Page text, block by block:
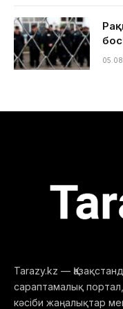
Tarazy.kz —
сараптамалық
кәсіби жаңалықтар